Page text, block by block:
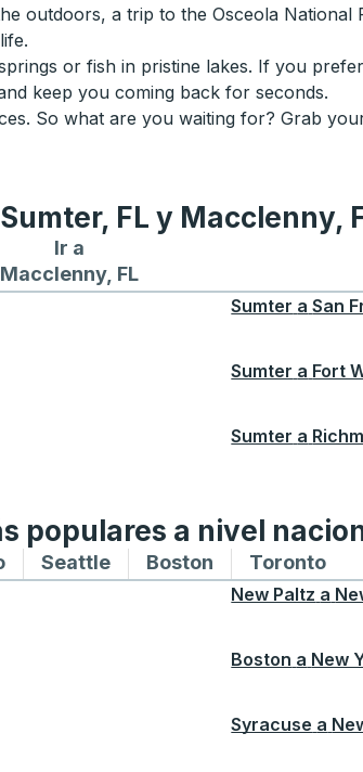
outdoors, a trip to the Osceola National
or fish in pristine lakes. If you
keep you coming back for seconds.
So what are you waiting for? Grab
FL y Macclenny,
desde Sumter, FL
Ir a
Macclenny, FL
Rutas de autobuses a Macclenny, FL
Sumter a San
Sumter a Fort
Sumter a
populares a nivel
y desde New York
hacia y desde Montreal
Rutas de autobuses hacia y desde
SeattleRutas de autobuses hacia
Boston Rutas de
Toronto
New Paltz a
Boston a New
Syracuse a